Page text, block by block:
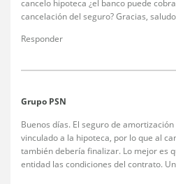
cancelo hipoteca ¿el banco puede
cancelación del seguro? Gracias,
Responder
Grupo PSN
Buenos días. El seguro de
vinculado a la hipoteca, por lo que al
también debería finalizar. Lo mejor es
entidad las condiciones del contrato.